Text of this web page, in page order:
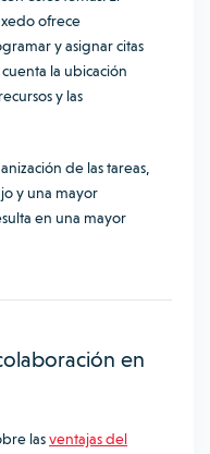
ofrece
y asignar citas
la ubicación
y las
de las tareas,
y una mayor
en una mayor
en
lasventajas del